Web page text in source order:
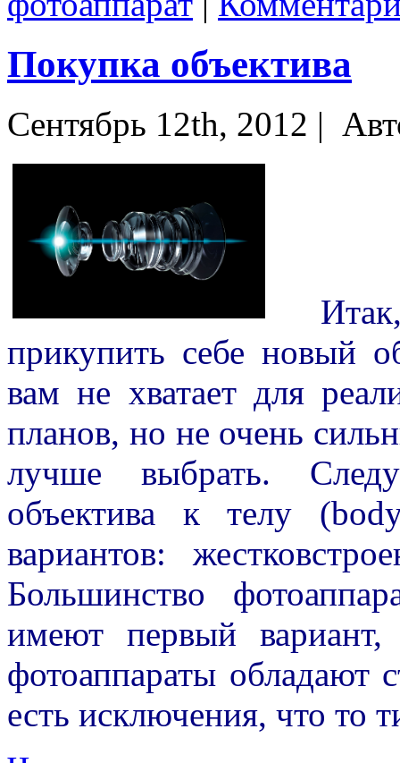
Покупка объектива
Сентябрь 12th, 2012 |
Итак,
прикупить себе новый
вам не хватает для
планов, но не очень
лучше выбрать.
объектива к телу
вариантов:
Большинство
имеют первый вариант,
фотоаппараты обладают
есть исключения, что то